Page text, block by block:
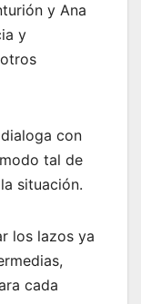
y Ana
y
con
tal de
situación.
los lazos ya
cada